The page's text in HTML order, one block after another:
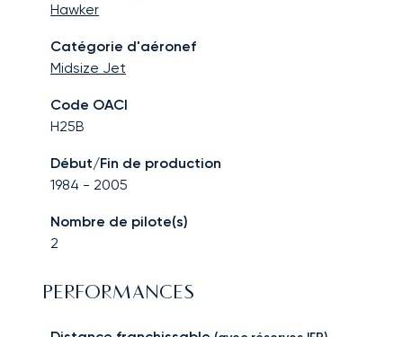
Hawker
Catégorie d'aéronef
Midsize Jet
Code OACI
H25B
Début/Fin de production
1984 - 2005
Nombre de pilote(s)
2
PERFORMANCES